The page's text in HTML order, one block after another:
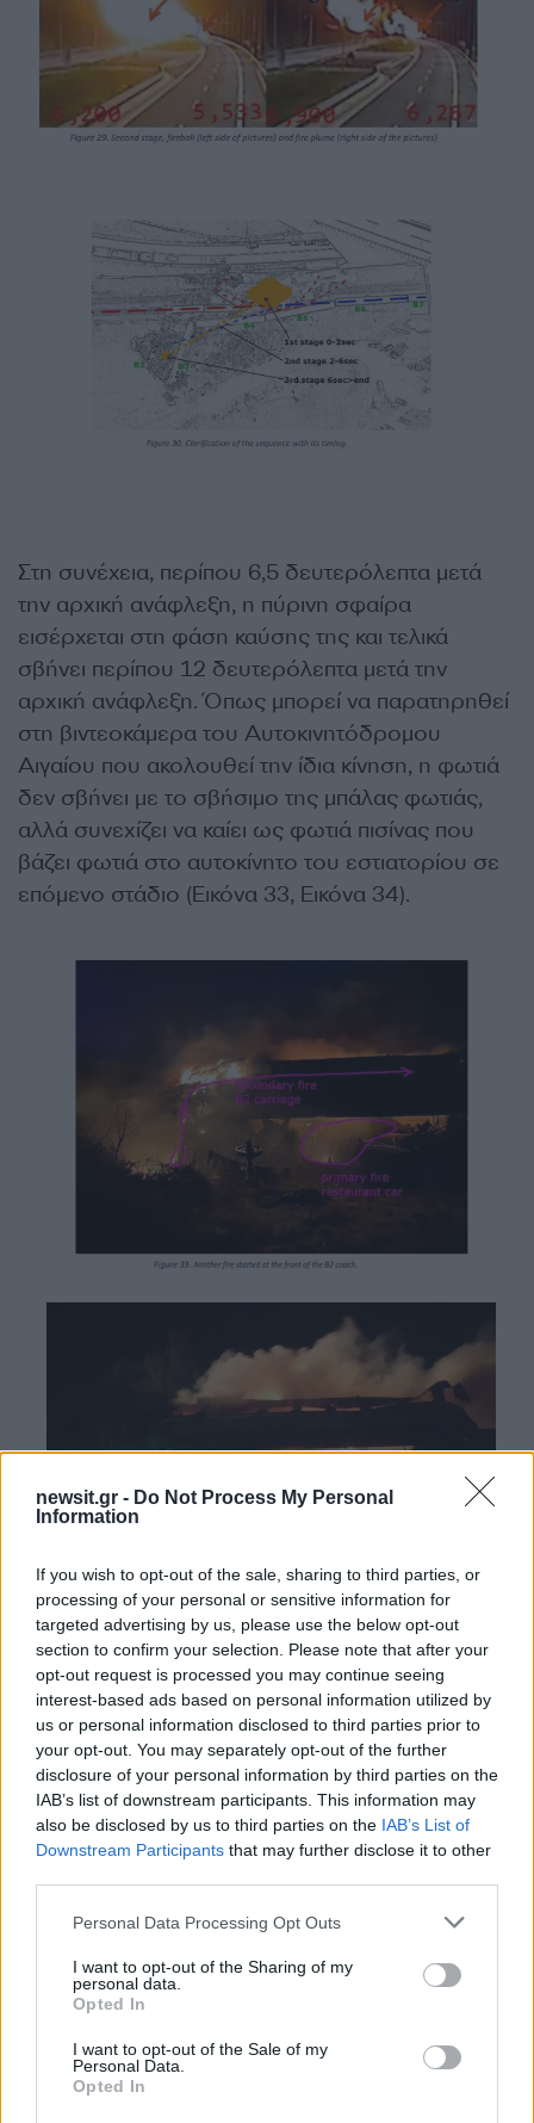
newsit.gr - Do Not Process My Personal
Information
If you wish to opt-out of the sale, sharing to third parties, or
processing of your personal or sensitive information for
targeted advertising by us, please use the below opt-out
section to confirm your selection. Please note that after your
opt-out request is processed you may continue seeing
interest-based ads based on personal information utilized by
us or personal information disclosed to third parties prior to
your opt-out. You may separately opt-out of the further
disclosure of your personal information by third parties on the
IAB’s list of downstream participants. This information may
also be disclosed by us to third parties on the IAB’s List of
Downstream Participants that may further disclose it to other
Please note that this website/app uses one or more Google
not limited to your visit or usage behaviour. You may click to
grant or deny consent to Google and its third-party tags to
use your data for below specified purposes in below Google
consent section.
Personal Data Processing Opt Outs
I want to opt-out of the Sharing of my
personal data.
Opted In
I want to opt-out of the Sale of my
Personal Data.
Opted In
Στη συνέχεια, περίπου 6,5 δευτερόλεπτα μετά
την αρχική ανάφλεξη, η πύρινη σφαίρα
εισέρχεται στη φάση καύσης της και τελικά
σβήνει περίπου 12 δευτερόλεπτα μετά την
αρχική ανάφλεξη. Όπως μπορεί να παρατηρηθεί
στη βιντεοκάμερα του Αυτοκινητόδρομου
Αιγαίου που ακολουθεί την ίδια κίνηση, η φωτιά
δεν σβήνει με το σβήσιμο της μπάλας φωτιάς,
αλλά συνεχίζει να καίει ως φωτιά πισίνας που
βάζει φωτιά στο αυτοκίνητο του εστιατορίου σε
επόμενο στάδιο (Εικόνα 33, Εικόνα 34).
Δύο ξεχωριστές πυρκαγιές συνεχίζουν να καίνε
στο επίπεδο του εδάφους αφού οι πύρινες
σφαίρες του 1ου και 2ου σταδίου έχουν σβήσει,
υποδεικνύοντας την έναρξη ενός νέου, τρίτου
σταδίου.
Η φωτιά φαίνεται να καίει έντονα, κοντά στις
συνεχίζει για άγνωστο χρονικό διάστημα να καίει
με μικρότερες φλόγες που φαίνονται από τα
βίντεο των επιβατών, αλλά όχι αρκετά μεγάλες
για να καταγραφούν από τις απομακρυσμένες
κάμερες που βλέπουν τη σκηνή. Τα αποδεικτικά
στοιχεία βίντεο δείχνουν ισχυρότερες φλόγες